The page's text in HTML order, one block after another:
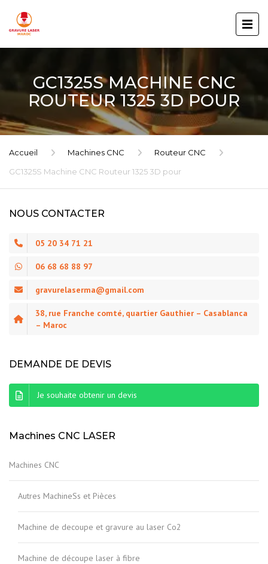
GC1325S MACHINE CNC
ROUTEUR 1325 3D POUR
Accueil Machines CNC
Routeur CNC
GC1325S Machine CNC Routeur 1325 3D pour
NOUS CONTACTER
05 20 34 71 21
06 68 68 88 97
gravurelaserma@gmail.com
38, rue Franche comté, quartier Gauthier – Casablanca
– Maroc
DEMANDE DE DEVIS
Je souhaite obtenir un devis
Machines CNC LASER
Machines CNC
Autres MachineSs et Pièces
Machine de decoupe et gravure au laser Co2
Machine de découpe laser à fibre